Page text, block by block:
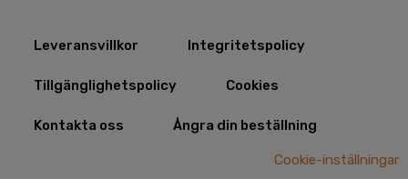
Leveransvillkor Integritetspolicy​
Tillgänglighetspolicy Cookies
Kontakta oss Ångra din beställning
Cookie-inställningar